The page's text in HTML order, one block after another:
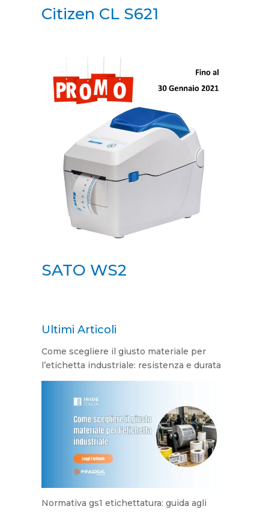
Citizen CL S621
SATO WS2
Ultimi Articoli
Come scegliere il giusto materiale per
l’etichetta industriale: resistenza e durata
Normativa gs1 etichettatura: guida agli